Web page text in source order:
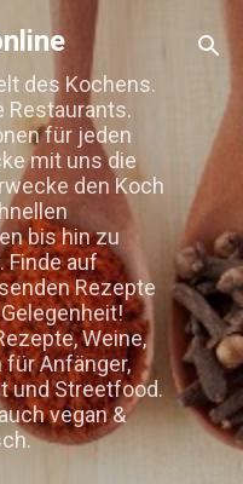
des Kochens.
Restaurants.
für jeden
mit uns die
den Koch
bis hin zu
Finde auf
Rezepte
Weine,
für Anfänger,
und Streetfood.
vegan &